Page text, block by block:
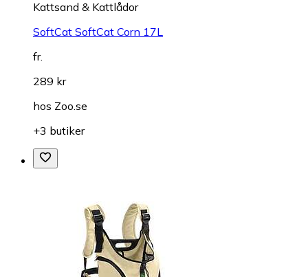
Kattsand & Kattlådor
SoftCat SoftCat Corn 17L
fr.
289 kr
hos Zoo.se
+3 butiker